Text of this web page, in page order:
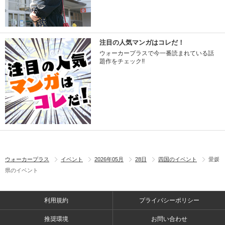
注目の人気マンガはコレだ！
ウォーカープラスで今一番読まれている話
題作をチェック!!
ウォーカープラス イベント 2026年05月 28日 四国のイベント
愛媛
県のイベント
利用規約 プライバシーポリシー
推奨環境 お問い合わせ